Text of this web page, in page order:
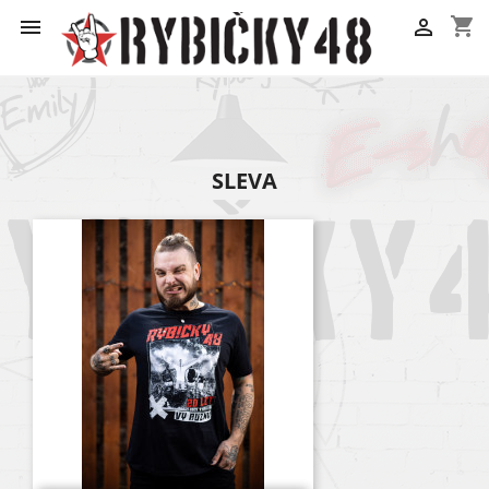
 shopping_cart

SLEVA